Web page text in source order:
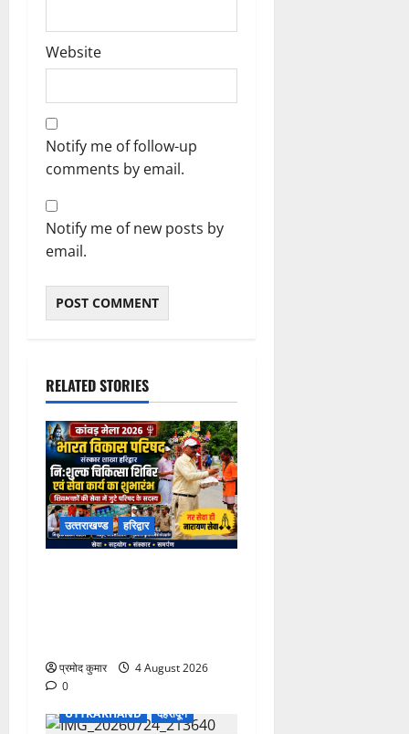
Website
Notify me of follow-up
comments by email.
Notify me of new posts by
email.
RELATED STORIES
उत्‍तराखण्‍ड हरिद्वार
प्रमोद कुमार
4 August 2026
0
UTTRAKHAND
देहरादून